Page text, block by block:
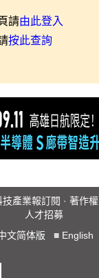
請由此登入
按此查詢
技產業報訂閱 · 著作權
人才招募
文简体版 ■ English